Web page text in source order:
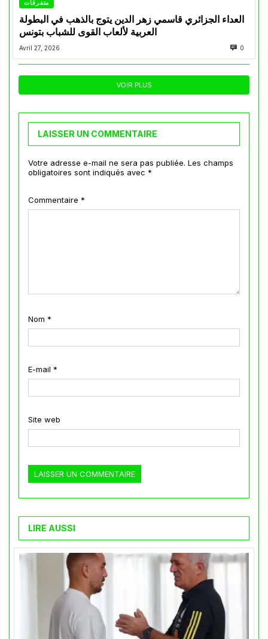
متفرقات
العداء الجزائري قاسمي زهر الدين يتوج بالذهب في البطولة
العربية لألعاب القوى للشباب بتونس
Avril 27, 2026 0
VOIR PLUS
LAISSER UN COMMENTAIRE
Votre adresse e-mail ne sera pas publiée. Les champs
obligatoires sont indiqués avec *
Commentaire *
Nom *
E-mail *
Site web
LIRE AUSSI